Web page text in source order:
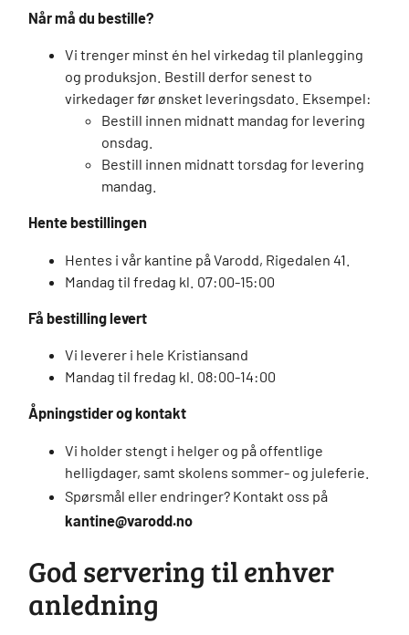
Når må du bestille?
Vi trenger minst én hel virkedag til planlegging
og produksjon. Bestill derfor senest to
virkedager før ønsket leveringsdato. Eksempel:
Bestill innen midnatt mandag for levering
onsdag.
Bestill innen midnatt torsdag for levering
mandag.
Hente bestillingen
Hentes i vår kantine på Varodd, Rigedalen 41.
Mandag til fredag kl. 07:00-15:00
Få bestilling levert
Vi leverer i hele Kristiansand
Mandag til fredag kl. 08:00-14:00
Åpningstider og kontakt
Vi holder stengt i helger og på offentlige
helligdager, samt skolens sommer- og juleferie.
Spørsmål eller endringer? Kontakt oss på
kantine@varodd.no
God servering til enhver
anledning